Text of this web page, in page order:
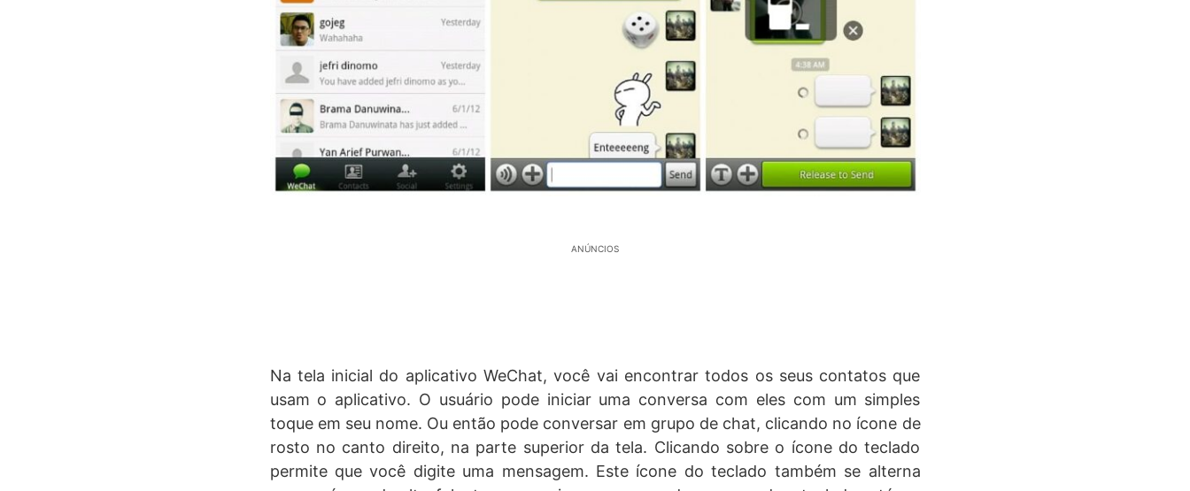
ANÚNCIOS
Na tela inicial do aplicativo WeChat, você vai encontrar todos os seus contatos que
usam o aplicativo. O usuário pode iniciar uma conversa com eles com um simples
toque em seu nome. Ou então pode conversar em grupo de chat, clicando no ícone de
rosto no canto direito, na parte superior da tela. Clicando sobre o ícone do teclado
permite que você digite uma mensagem. Este ícone do teclado também se alterna